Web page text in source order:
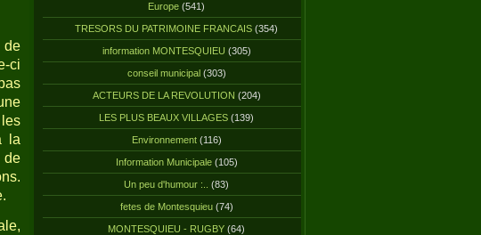
de
ci
la
de
Europe (541)
TRESORS DU PATRIMOINE FRANCAIS (354)
information MONTESQUIEU (305)
conseil municipal(303)
ACTEURS DE LA REVOLUTION (204)
LES PLUS BEAUX VILLAGES (139)
Environnement(116)
Information Municipale(105)
Un peu d'humour :.. (83)
fetes de Montesquieu(74)
MONTESQUIEU - RUGBY (64)